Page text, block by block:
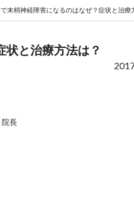
末梢神経障害になるのはなぜ？症状と治療
状と治療方法は？
院長